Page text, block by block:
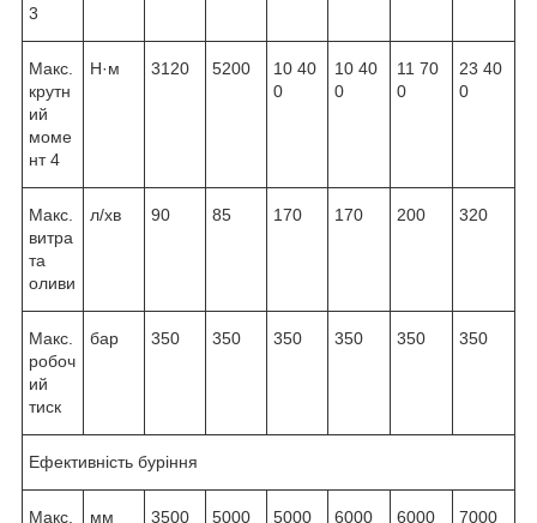
3
Макс.
крутн
ий
моме
нт 4
Н·м 3120 5200
10 40
0
10 40
0
11 70
0
23 40
0
Макс.
витра
та
оливи
л/хв 90 85 170 170 200 320
Макс.
робоч
ий
тиск
бар 350 350 350 350 350 350
Ефективність буріння
Макс. мм 3500 5000 5000 6000 6000 7000